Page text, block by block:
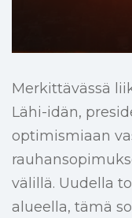
Merkittävässä
Lähi-idän,
optimismiaan
välillä. Uudella
alueella, tämä